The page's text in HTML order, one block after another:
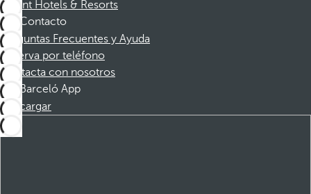
Dorint Hotels & Resorts
Contacto
Preguntas Frecuentes y Ayuda
Reserva por teléfono
Contacta con nosotros
Barceló App
Descargar